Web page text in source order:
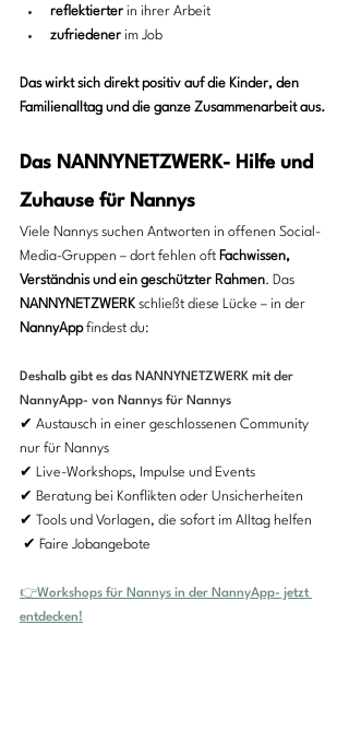
reflektierter in ihrer Arbeit
zufriedener im Job
Das wirkt sich direkt positiv auf die Kinder, den
Familienalltag und die ganze Zusammenarbeit aus.
Das NANNYNETZWERK- Hilfe und
Zuhause für Nannys
Viele Nannys suchen Antworten in offenen Social-
Media-Gruppen – dort fehlen oft Fachwissen,
Verständnis und ein geschützter Rahmen. Das
NANNYNETZWERK schließt diese Lücke – in der
NannyApp findest du:
Deshalb gibt es das NANNYNETZWERK mit der
NannyApp- von Nannys für Nannys
✔ Austausch in einer geschlossenen Community
nur für Nannys
✔ Live-Workshops, Impulse und Events
✔ Beratung bei Konflikten oder Unsicherheiten
✔ Tools und Vorlagen, die sofort im Alltag helfen
✔ Faire Jobangebote
👉Workshops für Nannys in der NannyApp- jetzt
entdecken!